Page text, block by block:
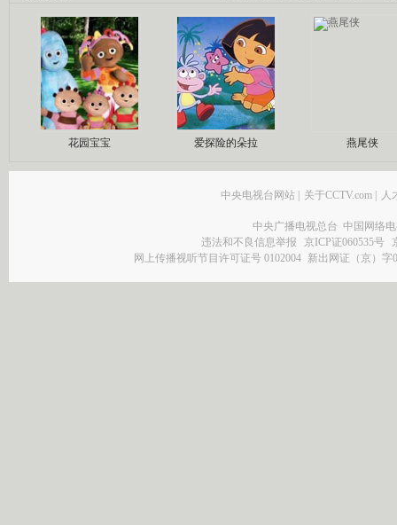
花园宝宝 爱探险的朵拉 燕尾侠
中央电视台网站 关于CCTV.com 人
中央广播电视总台 中国网络
违法和不良信息举报
京ICP证060535号
网上传播视听节目许可证号 0102004 新出网证（京）